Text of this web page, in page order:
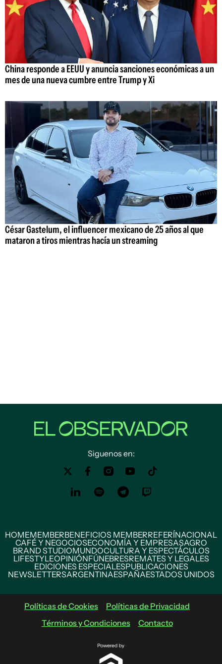
China responde a EEUU y anuncia sanciones económicas a un
mes de una nueva cumbre entre Trump y Xi
César Gastelum, el influencer mexicano de 25 años al que
mataron a tiros mientras hacía un streaming
Siguenos en:
HOMEMEMBERBENEFICIOS MEMBERREFERÍNACIONAL
CAFÉ Y NEGOCIOSECONOMÍA Y EMPRESASAGRO
BRAND STUDIOMUNDOCULTURA Y ESPECTÁCULOS
LIFESTYLEOPINIÓNFÚNEBRESREMATES Y LEGALES
EDICIONES ESPECIALESPUBLICACIONES
NEWSLETTERSARGENTINAESPAÑAESTADOS UNIDOS
Políticas de Cookies
Políticas de Privacidad
Términos y Condiciones
Contacto